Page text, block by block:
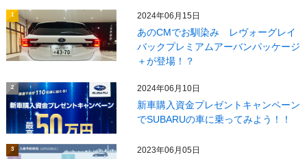
1 2024年06月15日
あのCMでお馴染み レヴォーグレイ
バックプレミアムアーバンパッケージ
＋が登場！？
2 2024年06月10日
新車購入資金プレゼントキャンペーン
でSUBARUの車に乗ってみよう！！
3 2023年06月05日